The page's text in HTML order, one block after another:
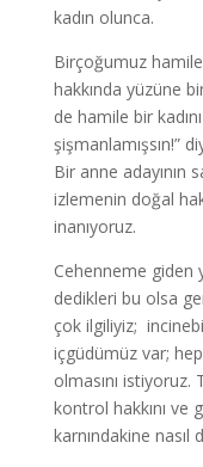
kadın olunca.
Birçoğumuz hamile
hakkında yüzüne
de hamile bir
şişmanlamışsın!”
Bir anne adayının
izlemenin doğal
inanıyoruz.
Cehenneme giden
dedikleri bu olsa
çok ilgiliyiz;
içgüdümüz var;
olmasını
kontrol hakkını ve
karnındakine nasıl